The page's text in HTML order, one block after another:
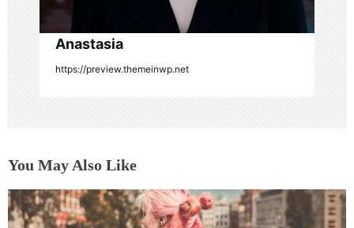
Anastasia
https://preview.themeinwp.net
You May Also Like